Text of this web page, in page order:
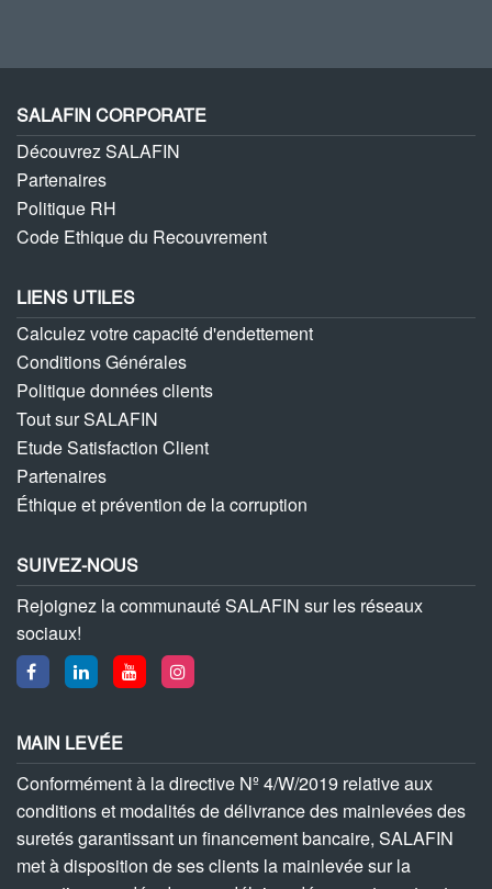
SALAFIN CORPORATE
Découvrez SALAFIN
Partenaires
Politique RH
Code Ethique du Recouvrement
LIENS UTILES
Calculez votre capacité d'endettement
Conditions Générales
Politique données clients
Tout sur SALAFIN
Etude Satisfaction Client
Partenaires
Éthique et prévention de la corruption
SUIVEZ-NOUS
Rejoignez la communauté SALAFIN sur les réseaux
sociaux!
MAIN LEVÉE
Conformément à la directive Nº 4/W/2019 relative aux
conditions et modalités de délivrance des mainlevées des
suretés garantissant un financement bancaire, SALAFIN
met à disposition de ses clients la mainlevée sur la